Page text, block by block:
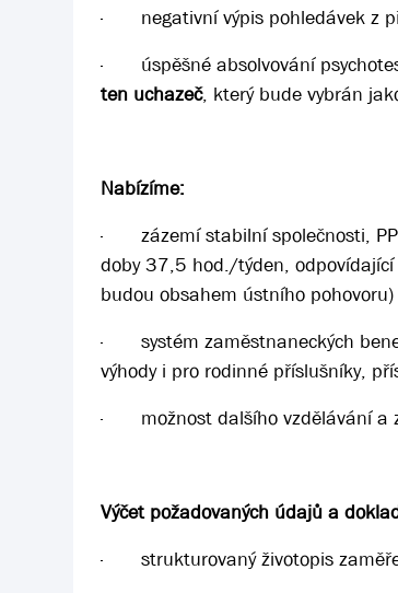
·
negativní výpis pohledávek z
·
úspěšné absolvování
ten uchazeč, který bude vybrán
Nabízíme:
·
zázemí stabilní společnosti,
doby 37,5 hod./týden, odpovídající
budou obsahem ústního pohovoru)
·
systém zaměstnaneckých
výhody i pro rodinné příslušníky,
·
možnost dalšího vzdělávání a
Výčet požadovaných údajů a
·
strukturovaný životopis